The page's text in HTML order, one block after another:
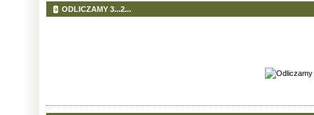
ODLICZAMY 3...2...